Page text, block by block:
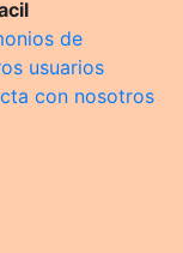
de
usuarios
con nosotros